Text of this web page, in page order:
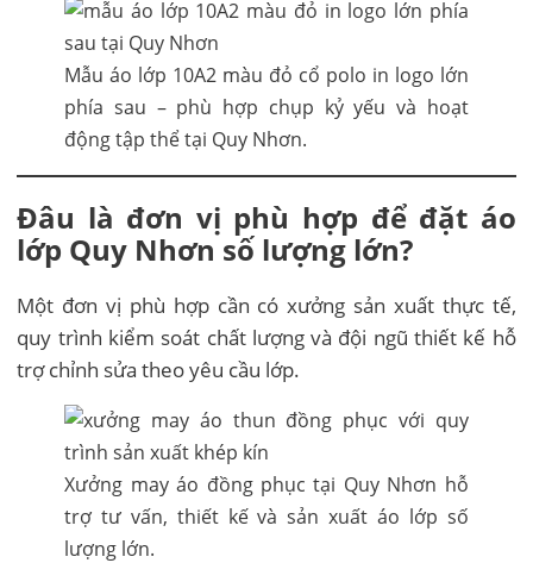
Mẫu áo lớp 10A2 màu đỏ cổ polo in logo lớn
phía sau – phù hợp chụp kỷ yếu và hoạt
động tập thể tại Quy Nhơn.
Đâu là đơn vị phù hợp để đặt áo
lớp Quy Nhơn số lượng lớn?
Một đơn vị phù hợp cần có xưởng sản xuất thực tế,
quy trình kiểm soát chất lượng và đội ngũ thiết kế hỗ
trợ chỉnh sửa theo yêu cầu lớp.
Xưởng may áo đồng phục tại Quy Nhơn hỗ
trợ tư vấn, thiết kế và sản xuất áo lớp số
lượng lớn.